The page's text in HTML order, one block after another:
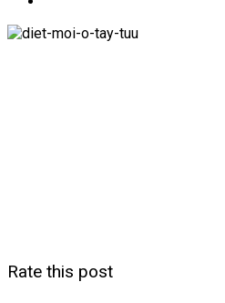
Rate this post